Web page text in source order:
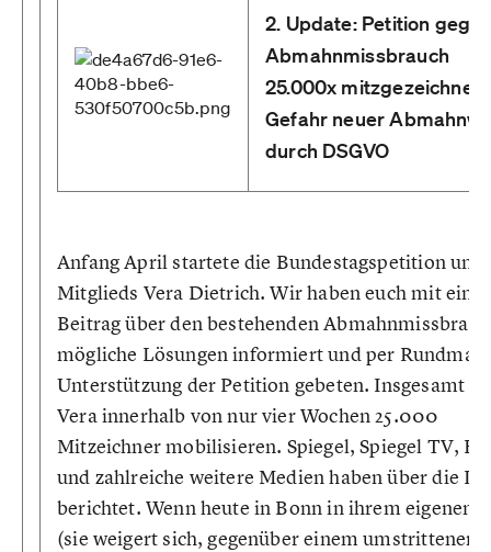
2. Update: Petition
Abmahnmissbrauch
25.000x mitzgezeichnet
Gefahr neuer
durch DSGVO
Anfang April startete die Bundestagspetition
Mitglieds Vera Dietrich. Wir haben euch mit
Beitrag über den bestehenden
mögliche Lösungen informiert und per Rundmail
Unterstützung der Petition gebeten. Insgesamt
Vera innerhalb von nur vier Wochen 25.000
Mitzeichner mobilisieren. Spiegel, Spiegel TV,
und zahlreiche weitere Medien haben über die
berichtet. Wenn heute in Bonn in ihrem eigenen
(sie weigert sich, gegenüber einem umstrittenen